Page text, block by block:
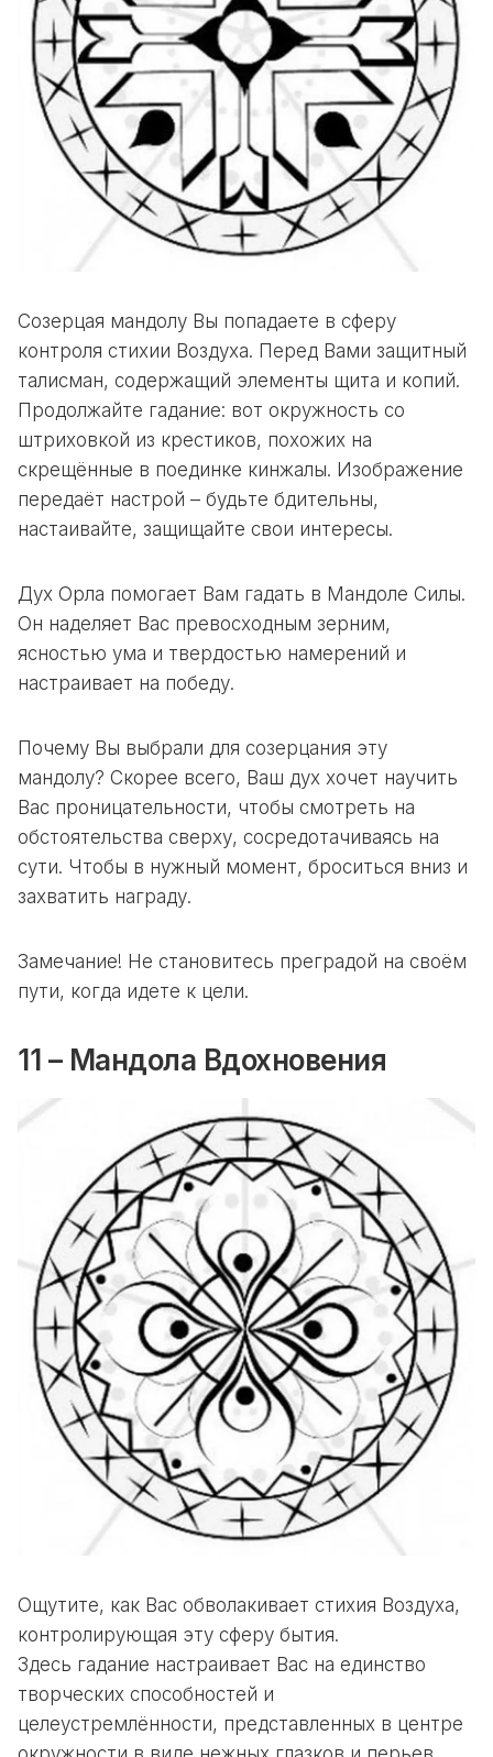
Созерцая мандолу Вы попадаете в сферу
контроля стихии Воздуха. Перед Вами защитный
талисман, содержащий элементы щита и копий.
Продолжайте гадание: вот окружность со
штриховкой из крестиков, похожих на
скрещённые в поединке кинжалы. Изображение
передаёт настрой – будьте бдительны,
настаивайте, защищайте свои интересы.
Дух Орла помогает Вам гадать в Мандоле Силы.
Он наделяет Вас превосходным зерним,
ясностью ума и твердостью намерений и
настраивает на победу.
Почему Вы выбрали для созерцания эту
мандолу? Скорее всего, Ваш дух хочет научить
Вас проницательности, чтобы смотреть на
обстоятельства сверху, сосредотачиваясь на
сути. Чтобы в нужный момент, броситься вниз и
захватить награду.
Замечание! Не становитесь преградой на своём
пути, когда идете к цели.
11 – Мандола Вдохновения
Ощутите, как Вас обволакивает стихия Воздуха,
контролирующая эту сферу бытия.
Здесь гадание настраивает Вас на единство
творческих способностей и
целеустремлённости, представленных в центре